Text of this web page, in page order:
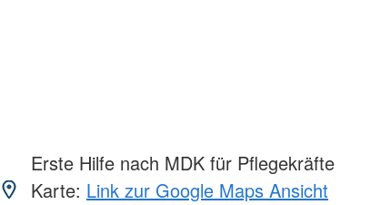
Erste Hilfe nach MDK für Pflegekräfte
Karte: Link zur Google Maps Ansicht